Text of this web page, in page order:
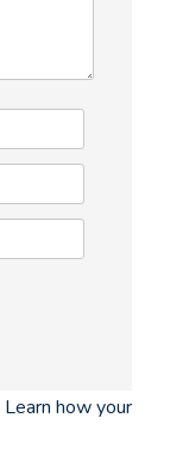
Learn how your